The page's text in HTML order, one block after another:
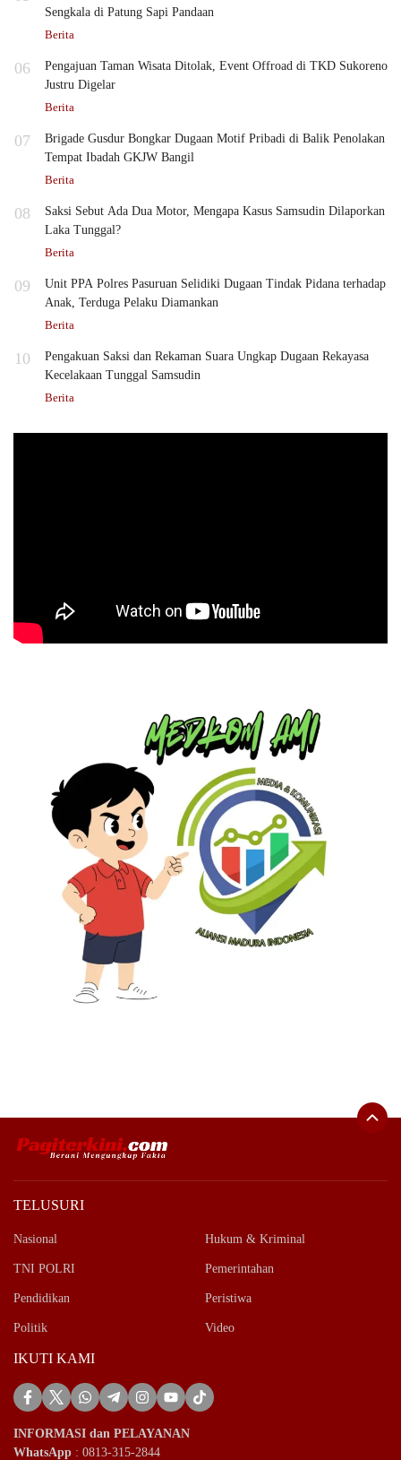
Sengkala di Patung Sapi Pandaan
Berita
06
Pengajuan Taman Wisata Ditolak, Event Offroad di TKD Sukoreno
Justru Digelar
Berita
07
Brigade Gusdur Bongkar Dugaan Motif Pribadi di Balik Penolakan
Tempat Ibadah GKJW Bangil
Berita
08
Saksi Sebut Ada Dua Motor, Mengapa Kasus Samsudin Dilaporkan
Laka Tunggal?
Berita
09
Unit PPA Polres Pasuruan Selidiki Dugaan Tindak Pidana terhadap
Anak, Terduga Pelaku Diamankan
Berita
10
Pengakuan Saksi dan Rekaman Suara Ungkap Dugaan Rekayasa
Kecelakaan Tunggal Samsudin
Berita
TELUSURI
Nasional Hukum & Kriminal
TNI POLRI Pemerintahan
Pendidikan Peristiwa
Politik Video
IKUTI KAMI
INFORMASI dan PELAYANAN
WhatsApp : 0813-315-2844